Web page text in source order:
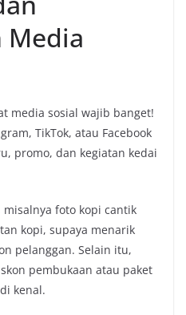
Media
media sosial wajib banget!
TikTok, atau Facebook
promo, dan kegiatan kedai
foto kopi cantik
kopi, supaya menarik
pelanggan. Selain itu,
pembukaan atau paket
kenal.